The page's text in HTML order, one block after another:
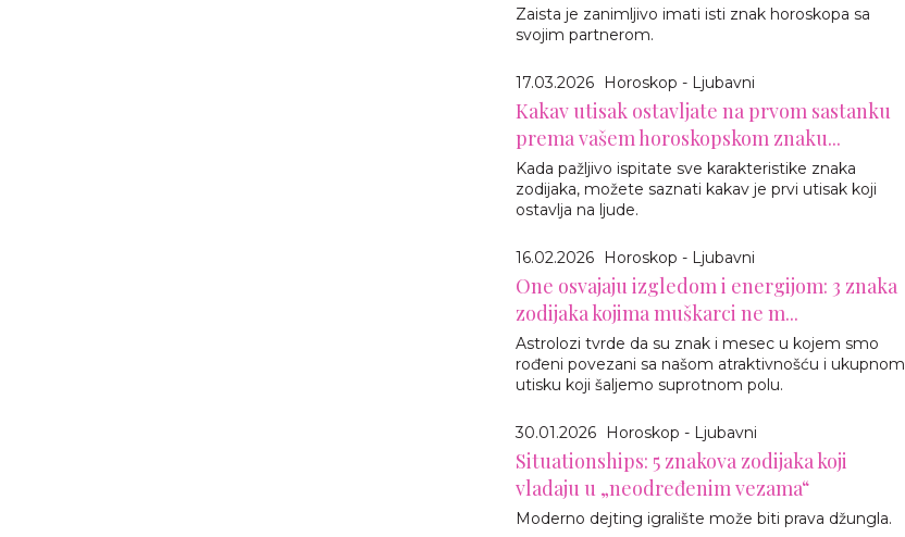
Zaista je zanimljivo imati isti znak horoskopa sa
svojim partnerom.
17.03.2026 Horoskop - Ljubavni
Kakav utisak ostavljate na prvom sastanku
prema vašem horoskopskom znaku...
Kada pažljivo ispitate sve karakteristike znaka
zodijaka, možete saznati kakav je prvi utisak koji
ostavlja na ljude.
16.02.2026 Horoskop - Ljubavni
One osvajaju izgledom i energijom: 3 znaka
zodijaka kojima muškarci ne m...
Astrolozi tvrde da su znak i mesec u kojem smo
rođeni povezani sa našom atraktivnošću i ukupnom
utisku koji šaljemo suprotnom polu.
30.01.2026 Horoskop - Ljubavni
Situationships: 5 znakova zodijaka koji
vladaju u „neodređenim vezama“
Moderno dejting igralište može biti prava džungla.